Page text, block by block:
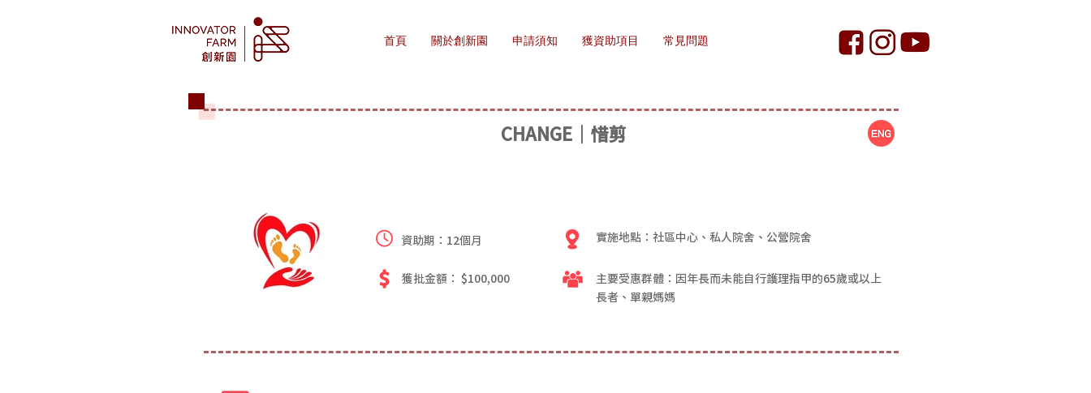
首頁 關於創新園 申請須知 獲資助項目 常見問題
CHANGE｜惜剪
資助期：12個月 實施地點：社區中心、私人院舍、公營院舍
獲批金額： $100,000
主要受惠群體：因年長而未能自行護理指甲的65歲或以上
長者、單親媽媽